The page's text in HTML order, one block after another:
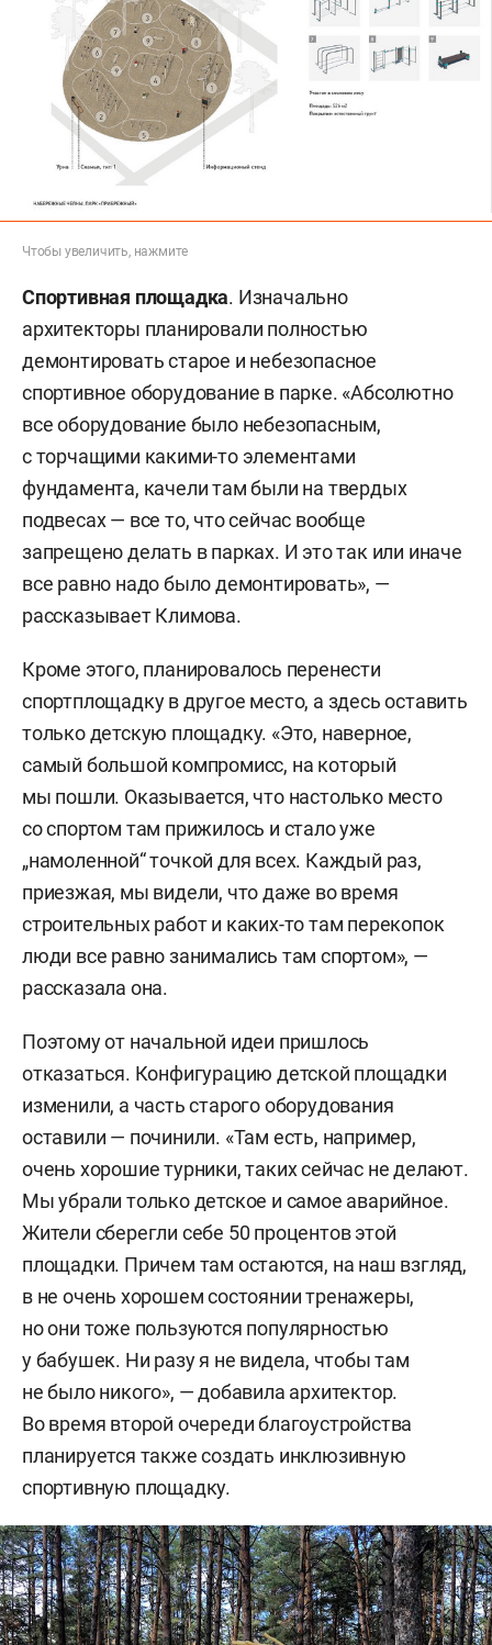
Чтобы увеличить, нажмите
Спортивная площадка. Изначально
архитекторы планировали полностью
демонтировать старое и небезопасное
спортивное оборудование в парке. «Абсолютно
все оборудование было небезопасным,
с торчащими какими-то элементами
фундамента, качели там были на твердых
подвесах — все то, что сейчас вообще
запрещено делать в парках. И это так или иначе
все равно надо было демонтировать», —
рассказывает Климова.
Кроме этого, планировалось перенести
спортплощадку в другое место, а здесь оставить
только детскую площадку. «Это, наверное,
самый большой компромисс, на который
мы пошли. Оказывается, что настолько место
со спортом там прижилось и стало уже
„намоленной“ точкой для всех. Каждый раз,
приезжая, мы видели, что даже во время
строительных работ и каких-то там перекопок
люди все равно занимались там спортом», —
рассказала она.
Поэтому от начальной идеи пришлось
отказаться. Конфигурацию детской площадки
изменили, а часть старого оборудования
оставили — починили. «Там есть, например,
очень хорошие турники, таких сейчас не делают.
Мы убрали только детское и самое аварийное.
Жители сберегли себе 50 процентов этой
площадки. Причем там остаются, на наш взгляд,
в не очень хорошем состоянии тренажеры,
но они тоже пользуются популярностью
у бабушек. Ни разу я не видела, чтобы там
не было никого», — добавила архитектор.
Во время второй очереди благоустройства
планируется также создать инклюзивную
спортивную площадку.